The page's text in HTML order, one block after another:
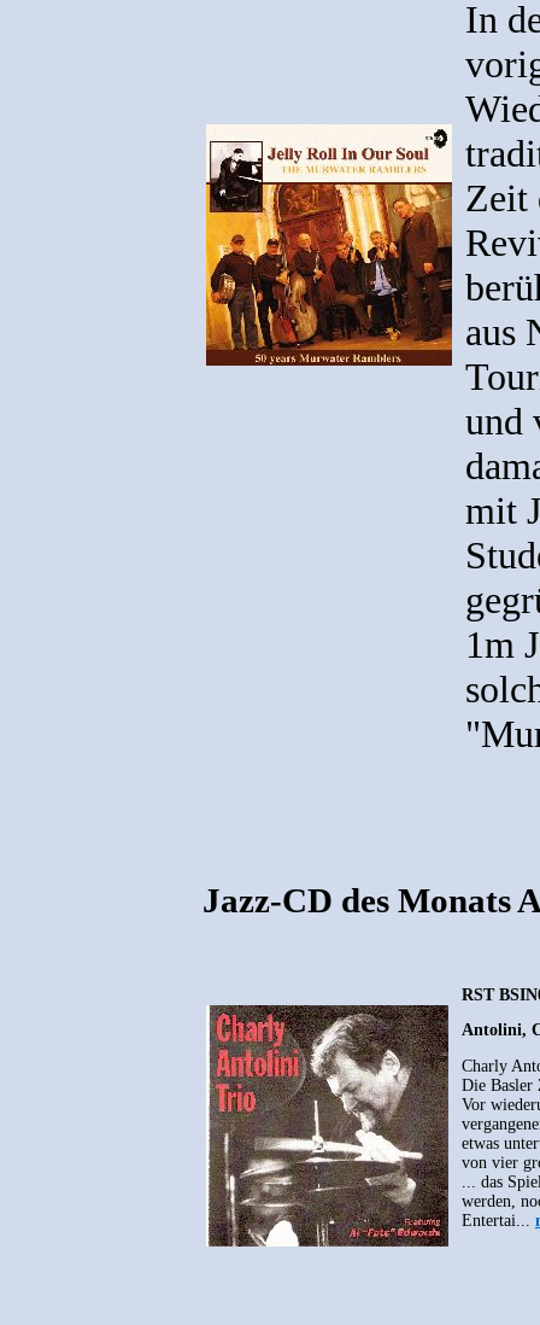
In
Zeit
aus
und
mit
1m
Jazz-CD des Monats
RST
Antolini,
Charly
Die Basler
Vor
etwas
von vier
... das
werden,
Entertai...